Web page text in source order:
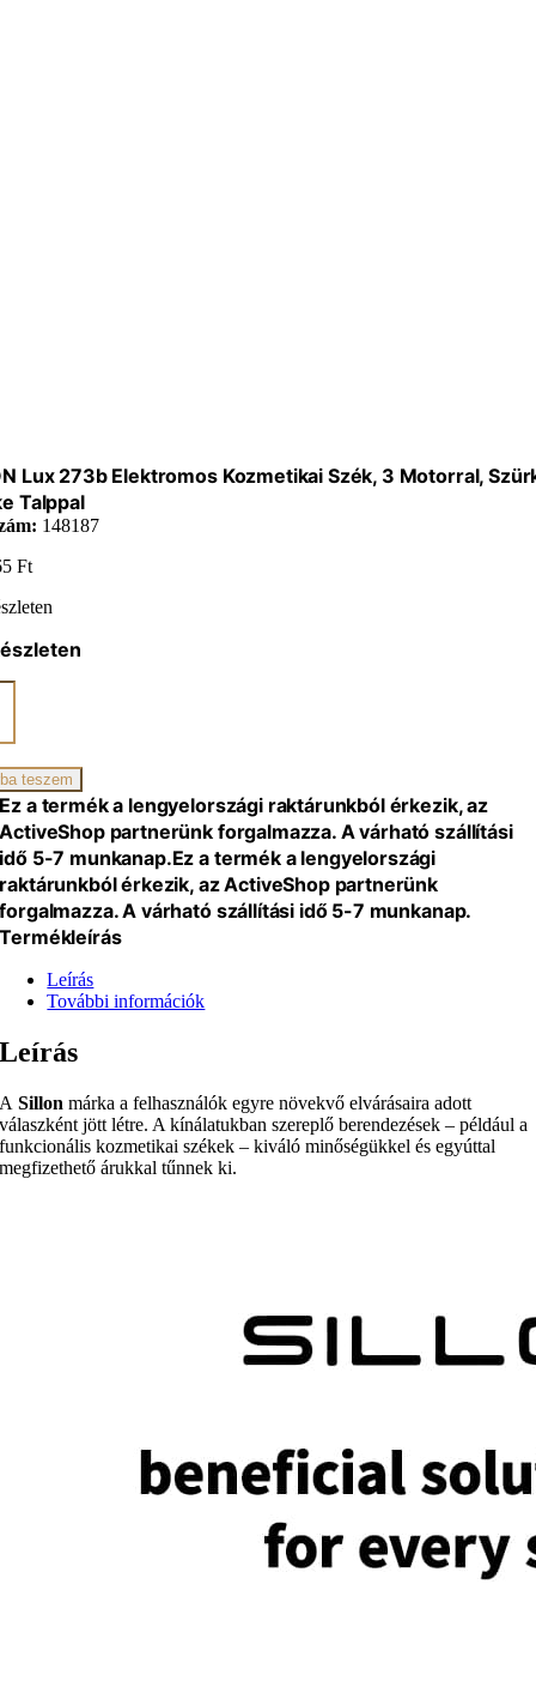
Lux 273b Elektromos Kozmetikai Szék, 3 Motorral,
Talppal
148187
Ft
teszem
Ez a termék a lengyelországi raktárunkból érkezik, az
ActiveShop partnerünk forgalmazza. A várható szállítási
idő 5-7 munkanap.Ez a termék a lengyelországi
raktárunkból érkezik, az ActiveShop partnerünk
forgalmazza. A várható szállítási idő 5-7 munkanap.
Termékleírás
Leírás
További információk
Leírás
A Sillon márka a felhasználók egyre növekvő elvárásaira adott
válaszként jött létre. A kínálatukban szereplő berendezések – például a
funkcionális kozmetikai székek – kiváló minőségükkel és egyúttal
megfizethető árukkal tűnnek ki.